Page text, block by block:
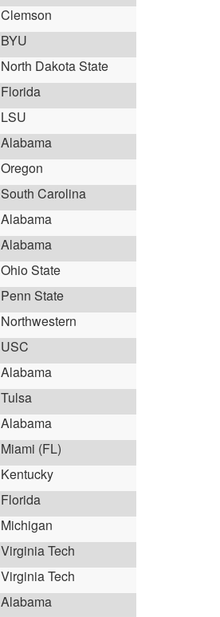
Clemson
BYU
North Dakota State
Florida
LSU
Alabama
Oregon
South Carolina
Alabama
Alabama
Ohio State
Penn State
Northwestern
USC
Alabama
Tulsa
Alabama
Miami (FL)
Kentucky
Florida
Michigan
Virginia Tech
Virginia Tech
Alabama